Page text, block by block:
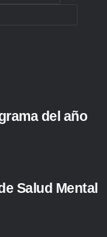
del año
Salud Mental